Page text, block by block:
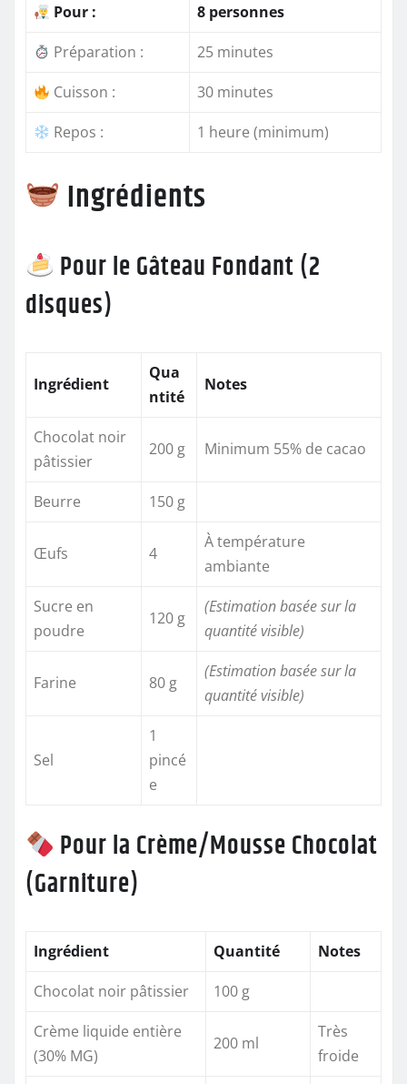
Pour :
8 personnes
Préparation :
25 minutes
Cuisson :
30 minutes
Repos :
1 heure (minimum)
Ingrédients
Pour le Gâteau Fondant (2
disques)
Ingrédient
Qua
ntité
Notes
Chocolat noir
pâtissier
200 g Minimum 55% de cacao
Beurre 150 g
Œufs 4
À température
ambiante
Sucre en
poudre
120 g
(Estimation basée sur la
quantité visible)
Farine 80 g
(Estimation basée sur la
quantité visible)
Sel
1
pincé
e
Pour la Crème/Mousse Chocolat
(Garniture)
Ingrédient Quantité
Notes
Chocolat noir pâtissier
100 g
Crème liquide entière
(30% MG)
200 ml
Très
froide